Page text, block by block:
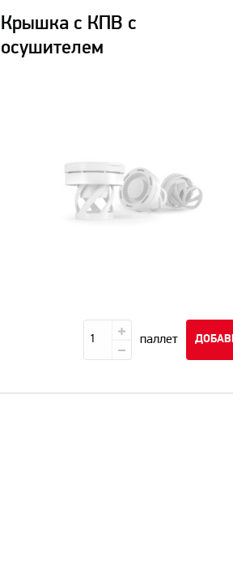
Крышка с КПВ с
осушителем
паллет